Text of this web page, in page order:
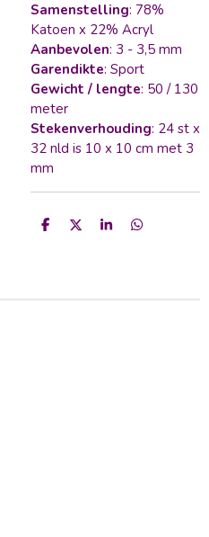
Samenstelling: 78%
Katoen x 22% Acryl
Aanbevolen: 3 - 3,5 mm
Garendikte: Sport
Gewicht / lengte: 50 / 130
meter
Stekenverhouding: 24 st x
32 nld is 10 x 10 cm met 3
mm
D
D
S
D